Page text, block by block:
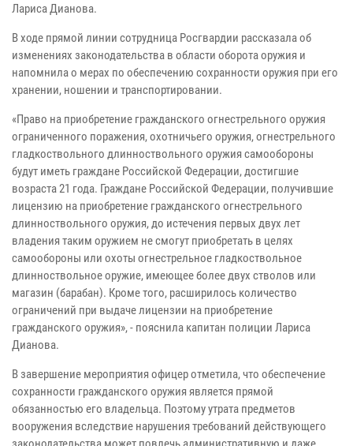
Лариса Дианова.
В ходе прямой линии сотрудница Росгвардии рассказала об
изменениях законодательства в области оборота оружия и
напомнила о мерах по обеспечению сохранности оружия при его
хранении, ношении и транспортировании.
«Право на приобретение гражданского огнестрельного оружия
ограниченного поражения, охотничьего оружия, огнестрельного
гладкоствольного длинноствольного оружия самообороны
будут иметь граждане Российской Федерации, достигшие
возраста 21 года. Граждане Российской Федерации, получившие
лицензию на приобретение гражданского огнестрельного
длинноствольного оружия, до истечения первых двух лет
владения таким оружием не смогут приобретать в целях
самообороны или охоты огнестрельное гладкоствольное
длинноствольное оружие, имеющее более двух стволов или
магазин (барабан). Кроме того, расширилось количество
ограничений при выдаче лицензии на приобретение
гражданского оружия», - пояснила капитан полиции Лариса
Дианова.
В завершение мероприятия офицер отметила, что обеспечение
сохранности гражданского оружия является прямой
обязанностью его владельца. Поэтому утрата предметов
вооружения вследствие нарушения требований действующего